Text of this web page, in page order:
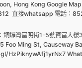
Hong Kong Google
直接whatsapp 電話：
銅鑼灣富明街1-5號寶富大
Foo Ming St, Causeway
HzPiknywAfj1yrNx7